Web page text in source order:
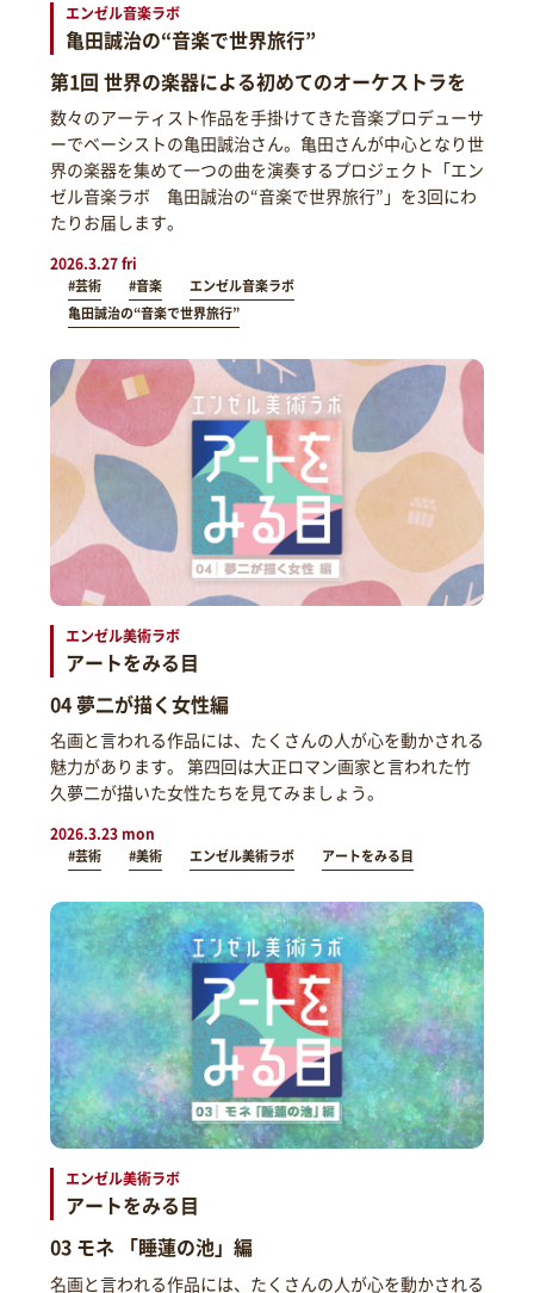
エンゼル音楽ラボ
亀田誠治の“音楽で世界旅行”
第1回 世界の楽器による初めてのオーケストラを
数々のアーティスト作品を手掛けてきた音楽プロデューサ
ーでベーシストの亀田誠治さん。亀田さんが中心となり世
界の楽器を集めて一つの曲を演奏するプロジェクト「エン
ゼル音楽ラボ 亀田誠治の“音楽で世界旅行”」を3回にわ
たりお届します。
2026.3.27 fri
#芸術 #音楽
エンゼル音楽ラボ
亀田誠治の“音楽で世界旅行”
エンゼル美術ラボ
アートをみる目
04 夢二が描く女性編
名画と言われる作品には、たくさんの人が心を動かされる
魅力があります。 第四回は大正ロマン画家と言われた竹
久夢二が描いた女性たちを見てみましょう。
2026.3.23 mon
#芸術 #美術 エンゼル美術ラボ アートをみる目
エンゼル美術ラボ
アートをみる目
03 モネ 「睡蓮の池」編
名画と言われる作品には、たくさんの人が心を動かされる